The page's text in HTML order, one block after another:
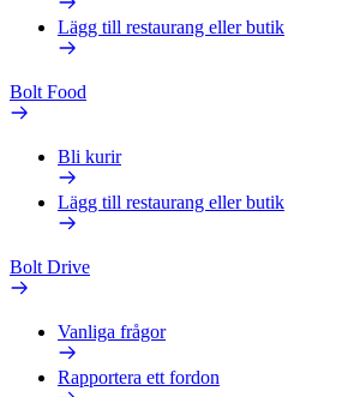
Lägg till restaurang eller butik
Bolt Food
Bli kurir
Lägg till restaurang eller butik
Bolt Drive
Vanliga frågor
Rapportera ett fordon